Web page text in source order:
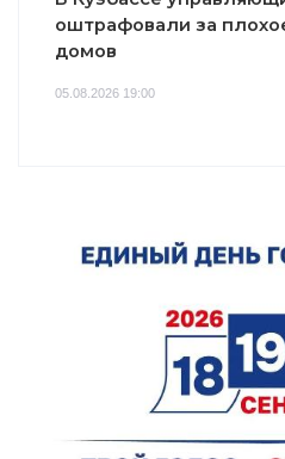
оштрафовали за
домов
05.08.2026 19:00